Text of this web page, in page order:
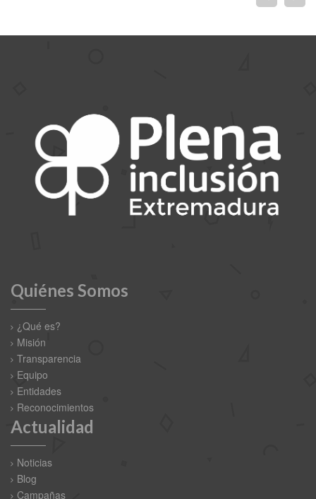
Quiénes Somos
¿Qué es?
Misión
Transparencia
Equipo
Entidades
Reconocimientos
Actualidad
Noticias
Blog
Campañas